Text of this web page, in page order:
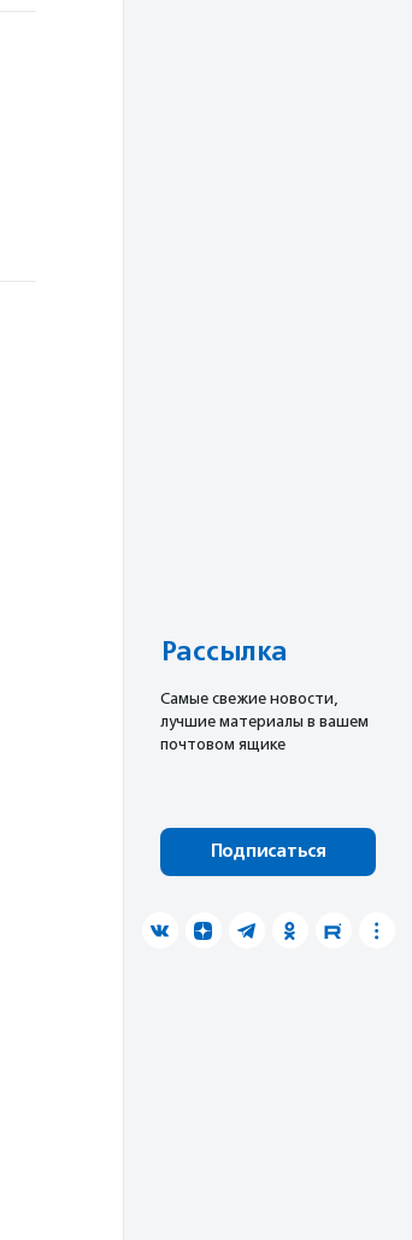
Рассылка
Cамые свежие новости,
лучшие материалы в вашем
почтовом ящике
Подписаться